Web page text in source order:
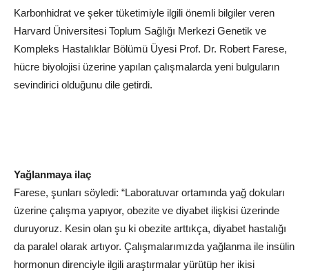
Karbonhidrat ve şeker tüketimiyle ilgili önemli bilgiler veren
Harvard Üniversitesi Toplum Sağlığı Merkezi Genetik ve
Kompleks Hastalıklar Bölümü Üyesi Prof. Dr. Robert Farese,
hücre biyolojisi üzerine yapılan çalışmalarda yeni bulguların
sevindirici olduğunu dile getirdi.
Yağlanmaya ilaç
Farese, şunları söyledi: “Laboratuvar ortamında yağ dokuları
üzerine çalışma yapıyor, obezite ve diyabet ilişkisi üzerinde
duruyoruz. Kesin olan şu ki obezite arttıkça, diyabet hastalığı
da paralel olarak artıyor. Çalışmalarımızda yağlanma ile insülin
hormonun direnciyle ilgili araştırmalar yürütüp her ikisi